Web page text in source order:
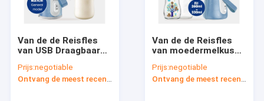
Van de de Reisfles
van USB Draagbaar
Moedermelkklitband
Warmer van de het
Prijs:negotiable
Van de de Reisfles
van moedermelkusb
pvc BPA Vrij voor
Nacht het Voeden
Prijs:negotiable